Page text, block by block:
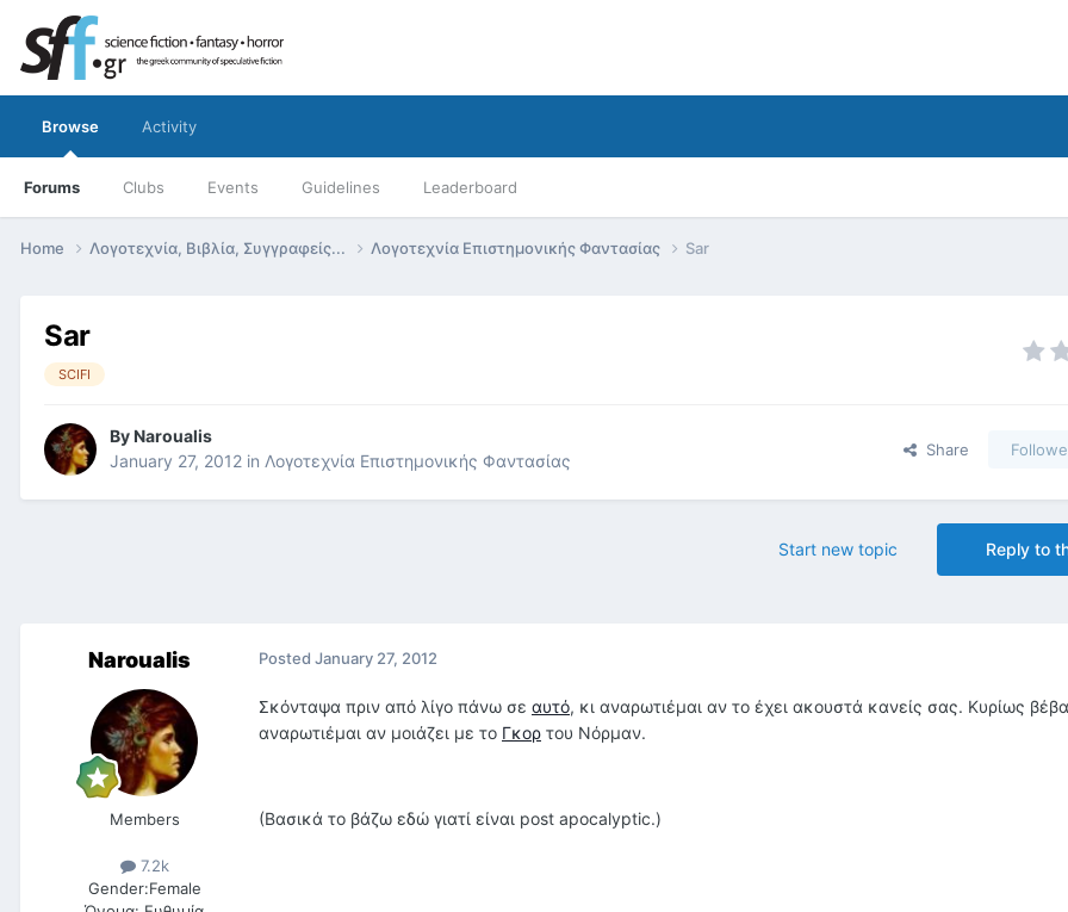
Browse
Forums Clubs Events Guidelines Leaderboard
Activity
Home Λογοτεχνία, Βιβλία, Συγγραφείς... Λογοτεχνία Επιστημονικής Φαντασίας Sar
Sar
SCIFI
ByNaroualis
January 27, 2012 in Λογοτεχνία Επιστημονικής Φαντασίας
Share
Reply to
Start new topic
Naroualis
Members
7.2k
Gender:Female
Posted January 27, 2012
Σκόνταψα πριν από λίγο πάνω σε αυτό, κι αναρωτιέμαι αν το έχει ακουστά κανείς σας. Κυρίως
αναρωτιέμαι αν μοιάζει με το Γκορ του Νόρμαν.
(Βασικά το βάζω εδώ γιατί είναι post apocalyptic.)